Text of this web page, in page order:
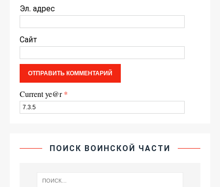
Эл. адрес
Сайт
Current ye@r*
ПОИСК ВОИНСКОЙ ЧАСТИ